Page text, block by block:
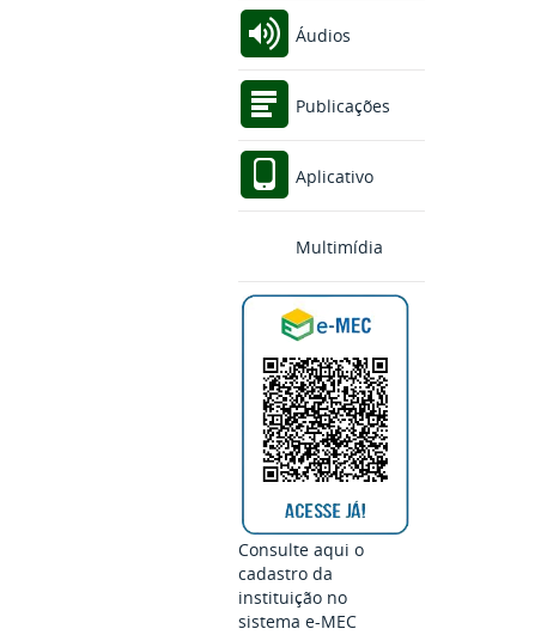
Áudios
Publicações
Aplicativo
Multimídia
Consulte aqui o
cadastro da
instituição no
sistema e-MEC